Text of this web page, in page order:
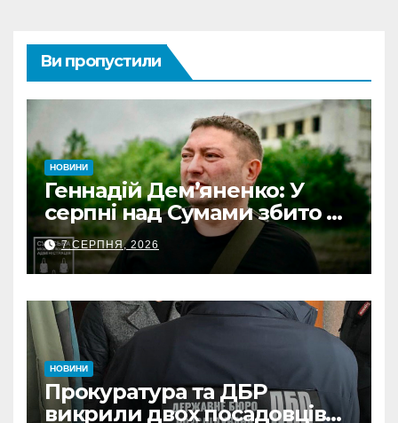
Ви пропустили
НОВИНИ
Геннадій Дем’яненко: У
серпні над Сумами збито 6
КАБів
7 СЕРПНЯ, 2026
НОВИНИ
Прокуратура та ДБР
викрили двох посадовців